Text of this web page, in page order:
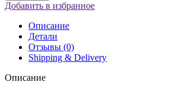
Добавить в избранное
Описание
Детали
Отзывы (0)
Shipping & Delivery
Описание